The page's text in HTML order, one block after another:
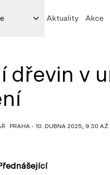
Aktuality Akce
dřevin v
PRAHA - 10. DUBNA 2025, 9:30 AŽ